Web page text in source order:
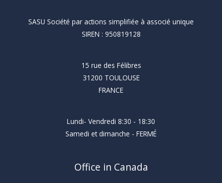
SASU Société par actions simplifiée à associé unique
SIREN : 950819128
15 rue des Félibres
31200 TOULOUSE
FRANCE
Lundi- Vendredi 8:30 - 18:30
Samedi et dimanche - FERMÉ
Office in Canada